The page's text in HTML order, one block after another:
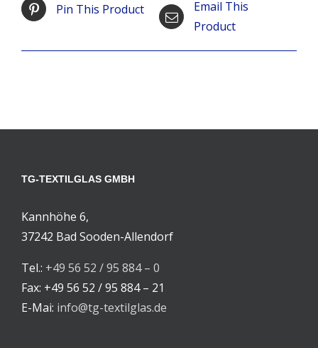
Pin This Product
Email This
Product
TG-TEXTILGLAS GMBH
Kannhöhe 6,
37242 Bad Sooden-Allendorf
Tel.: +49 56 52 / 95 884 – 0
Fax: +49 56 52 / 95 884 – 21
E-Mai: info@tg-textilglas.de